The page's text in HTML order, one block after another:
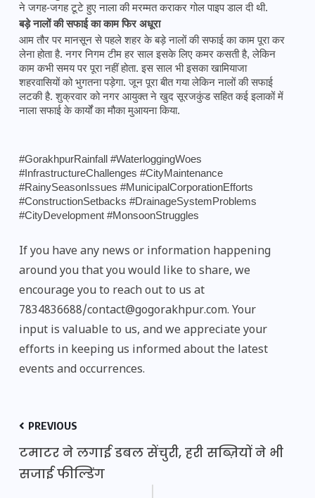
ने जगह-जगह टूटे हुए नाला की मरम्मत कराकर गोल पाइप डाल दी थी.
बड़े नालों की सफाई का काम फिर अधूरा
आम तौर पर मानसून से पहले शहर के बड़े नालों की सफाई का काम पूरा कर
लेना होता है. नगर ​निगम टीम हर साल इसके लिए कमर कसती है, लेकिन
काम कभी समय पर पूरा नहीं होता. इस साल भी इसका खामियाजा
शहरवासियों को भुगतना पड़ेगा. जून पूरा बीत गया लेकिन नालों की सफाई
लटकी है. शुक्रवार को नगर आयुक्त ने खुद सूरजकुंड सहित कई इलाकों में
नाला सफाई के कार्यों का मौका मुआयना किया.
#GorakhpurRainfall #WaterloggingWoes
#InfrastructureChallenges #CityMaintenance
#RainySeasonIssues #MunicipalCorporationEfforts
#ConstructionSetbacks #DrainageSystemProblems
#CityDevelopment #MonsoonStruggles
If you have any news or information happening
around you that you would like to share, we
encourage you to reach out to us at
7834836688/contact@gogorakhpur.com. Your
input is valuable to us, and we appreciate your
efforts in keeping us informed about the latest
events and occurrences.
PREVIOUS
टमाटर ने लगाई डबल सेंचुरी, हरी सब्ज़ियों ने भी
सजाई फील्डिंग